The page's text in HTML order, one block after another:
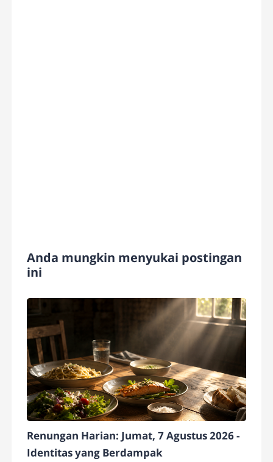
Anda mungkin menyukai postingan
ini
Renungan Harian: Jumat, 7 Agustus 2026 -
Identitas yang Berdampak